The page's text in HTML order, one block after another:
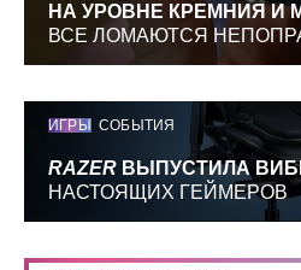
НА УРОВНЕ КРЕМНИЯ И
ВСЕ ЛОМАЮТСЯ
ИГРЫ СОБЫТИЯ
RAZER ВЫПУСТИЛА
НАСТОЯЩИХ ГЕЙМЕРОВ